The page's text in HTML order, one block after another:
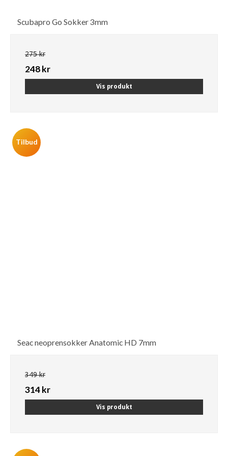
Scubapro Go Sokker 3mm
275 kr
248 kr
Vis produkt
Tilbud
Seac neoprensokker Anatomic HD 7mm
349 kr
314 kr
Vis produkt